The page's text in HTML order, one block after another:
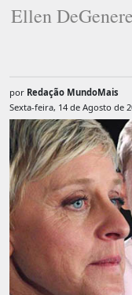
Ellen
por Redação MundoMais
Sexta-feira, 14 de Agosto de